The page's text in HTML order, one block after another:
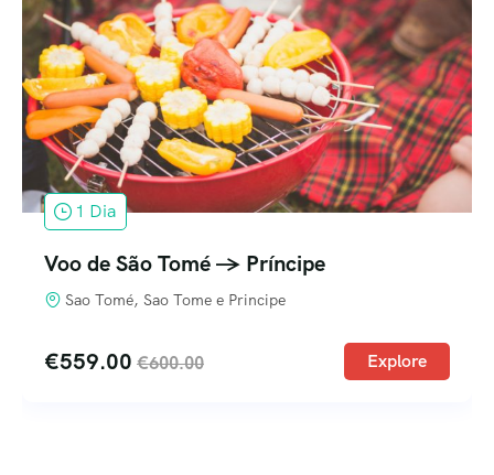
1 Dia
Voo de São Tomé -> Lisboa
Sao Tomé, Sao Tome e Principe
€559.00 €600.00 Explore